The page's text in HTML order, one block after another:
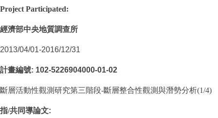
Project Participated:
經濟部中央地質調查所
2013/04/01-2016/12/31
計畫編號: 102-5226904000-01-02
斷層活動性觀測研究第三階段-斷層整合性觀測與潛勢分析(1/4)
指/共同導論文: